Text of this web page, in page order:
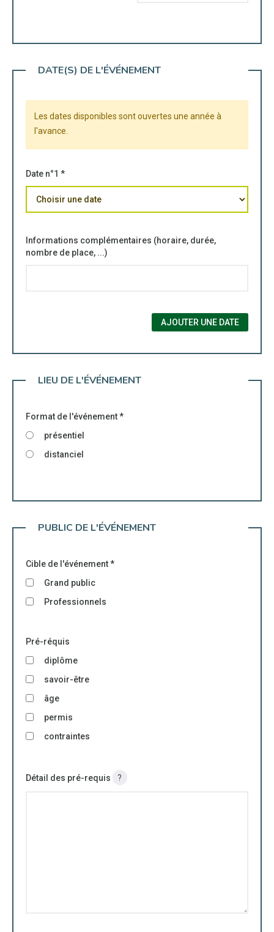
DATE(S) DE L'ÉVÉNEMENT
Les dates disponibles sont ouvertes une année à
l'avance.
Date n°1 *
Informations complémentaires (horaire, durée,
nombre de place, ...)
AJOUTER UNE DATE
LIEU DE L'ÉVÉNEMENT
Format de l'événement*
présentiel
distanciel
PUBLIC DE L'ÉVÉNEMENT
Cible de l'événement*
Grand public
Professionnels
Pré-réquis
diplôme
savoir-être
âge
permis
contraintes
Détail des pré-requis ?